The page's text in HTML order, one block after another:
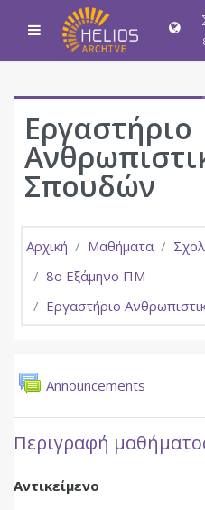
Μετάβαση στο κεντρικό
Πλευρικός πίνακας
Εργαστήριο
Σπουδών
Αρχική Μαθήματα
8ο Εξάμηνο ΠΜ
Εργαστήριο
Περιγραφή
ΓενικάAnnouncements
Φόρουμ
Περιγραφή
Αντικείμενο